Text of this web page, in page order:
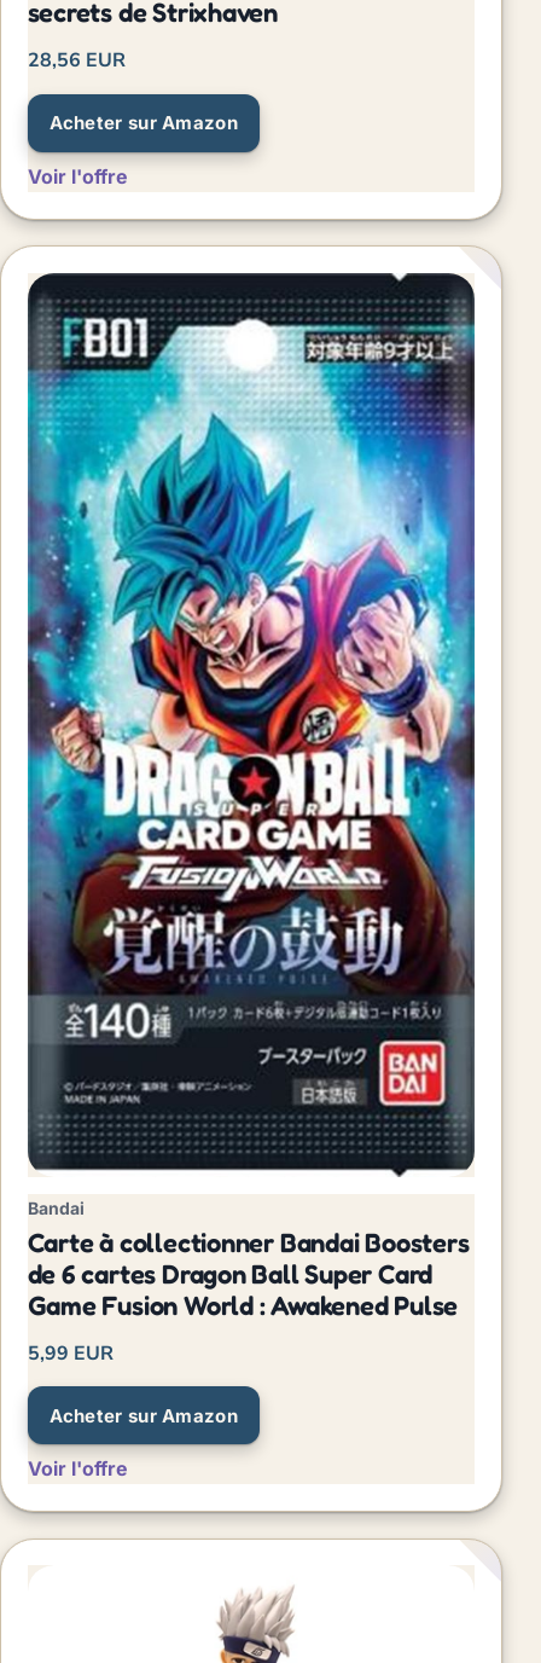
secrets de Strixhaven
28,56 EUR
Acheter sur Amazon
Voir l'offre
Bandai
Carte à collectionner Bandai Boosters
de 6 cartes Dragon Ball Super Card
Game Fusion World : Awakened Pulse
5,99 EUR
Acheter sur Amazon
Voir l'offre